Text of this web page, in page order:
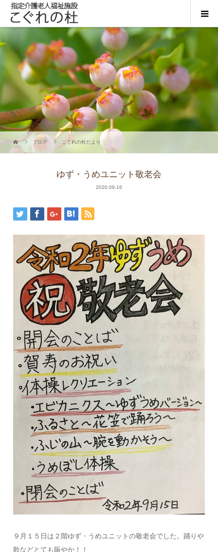
ブログ こぐれの杜だより
ゆず・うめユニット敬老会
2020.09.16
９月１５日は２階ゆず・うめユニットの敬老会でした。踊りや
歌などとても賑やか！！